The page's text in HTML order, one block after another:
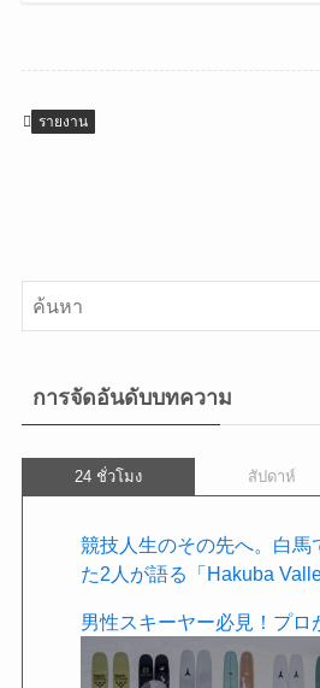
รายงาน
การจัดอันดับบทความ
24 ชั่วโมง สัปดาห์
競技人生のその先へ。白馬
た2人が語る「Hakuba
男性スキーヤー必見！プロ